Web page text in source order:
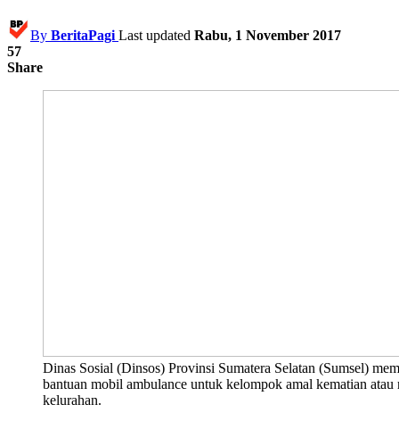
By BeritaPagi Last updated Rabu, 1 November 2017
57
Share
Dinas Sosial (Dinsos) Provinsi Sumatera Selatan (Sumsel)
bantuan mobil ambulance untuk kelompok amal kematian atau
kelurahan.